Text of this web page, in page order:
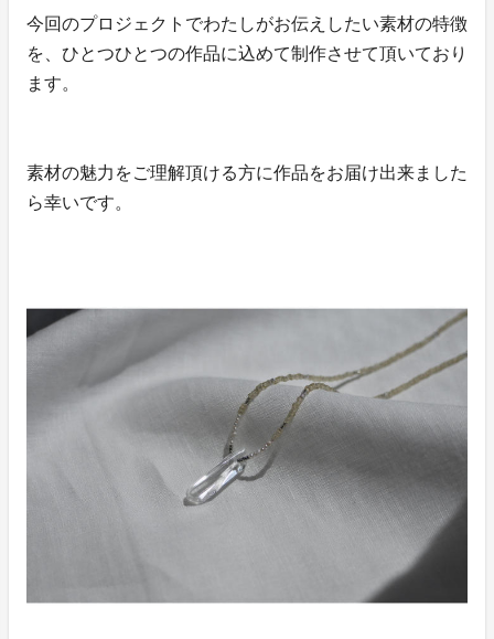
今回のプロジェクトでわたしがお伝えしたい素材の特徴
を、ひとつひとつの作品に込めて制作させて頂いており
ます。
素材の魅力をご理解頂ける方に作品をお届け出来ました
ら幸いです。